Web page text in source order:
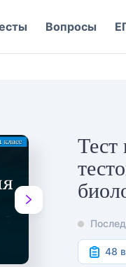
Тест
48
Вопросы